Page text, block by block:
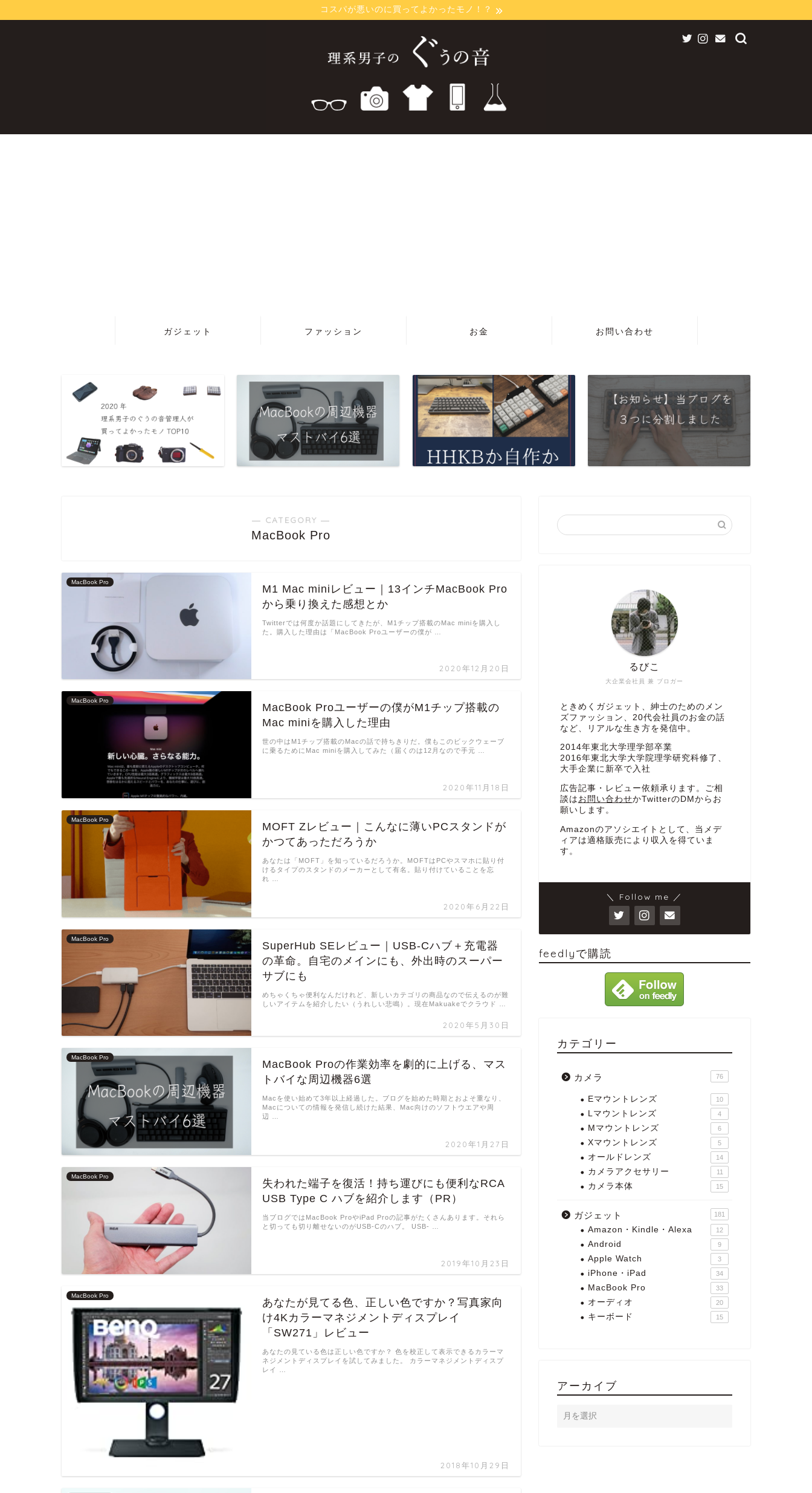
コスパが悪いのに買ってよかったモノ！？
ガジェット ファッション お金 お問い合わせ
― CATEGORY ―
MacBook Pro
MacBook Pro
M1 Mac miniレビュー｜13インチMacBook Pro
から乗り換えた感想とか
2020年12月20日
Twitterでは何度か話題にしてきたが、M1チップ搭載のMac miniを購入し
た。購入した理由は「MacBook Proユーザーの僕が …
MacBook Pro
MacBook Proユーザーの僕がM1チップ搭載の
Mac miniを購入した理由
2020年11月18日
世の中はM1チップ搭載のMacの話で持ちきりだ。僕もこのビックウェーブ
に乗るためにMac miniを購入してみた（届くのは12月なので手元 …
MacBook Pro
MOFT Zレビュー｜こんなに薄いPCスタンドが
かつてあっただろうか
2020年6月22日
あなたは「MOFT」を知っているだろうか。MOFTはPCやスマホに貼り付
けるタイプのスタンドのメーカーとして有名。貼り付けていることを忘
れ …
MacBook Pro
SuperHub SEレビュー｜USB-Cハブ＋充電器
の革命。自宅のメインにも、外出時のスーパー
サブにも
2020年5月30日
めちゃくちゃ便利なんだけれど、新しいカテゴリの商品なので伝えるのが難
しいアイテムを紹介したい（うれしい悲鳴）。現在Makuakeでクラウド …
MacBook Pro
MacBook Proの作業効率を劇的に上げる、マス
トバイな周辺機器6選
2020年1月27日
Macを使い始めて3年以上経過した。ブログを始めた時期とおよそ重なり、
Macについての情報を発信し続けた結果、Mac向けのソフトウエアや周
辺 …
MacBook Pro
失われた端子を復活！持ち運びにも便利なRCA
USB Type C ハブを紹介します（PR）
2019年10月23日
当ブログではMacBook ProやiPad Proの記事がたくさんあります。それら
と切っても切り離せないのがUSB-Cのハブ。 USB- …
MacBook Pro
あなたが見てる色、正しい色ですか？写真家向
け4Kカラーマネジメントディスプレイ
「SW271」レビュー
2018年10月29日
あなたの見ている色は正しい色ですか？ 色を校正して表示できるカラーマ
ネジメントディスプレイを試してみました。 カラーマネジメントディスプ
レイ …
大企業会社員 兼 ブロガー
るびこ
ときめくガジェット、紳士のためのメン
ズファッション、20代会社員のお金の話
など、リアルな生き方を発信中。
2014年東北大学理学部卒業
2016年東北大学大学院理学研究科修了、
大手企業に新卒で入社
広告記事・レビュー依頼承ります。ご相
談は お問い合わせかTwitterのDMからお
願いします。
Amazonのアソシエイトとして、当メデ
ィアは適格販売により収入を得ていま
す。
＼ Follow me ／
feedlyで購読
カテゴリー
カメラ 76
Eマウントレンズ 10
Lマウントレンズ 4
Mマウントレンズ 6
Xマウントレンズ 5
オールドレンズ 14
カメラアクセサリー 11
カメラ本体 15
ガジェット 181
Amazon・Kindle・Alexa 12
Android 9
Apple Watch 3
iPhone・iPad 34
MacBook Pro 33
オーディオ 20
キーボード 15
アーカイブ